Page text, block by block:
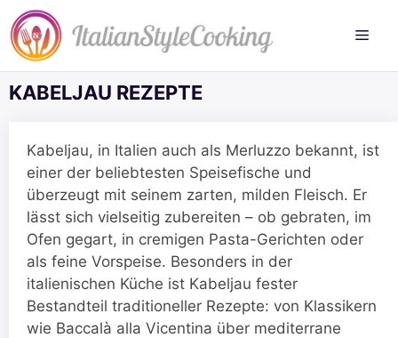
Zum
Inhalt
springen
KABELJAU REZEPTE
Kabeljau, in Italien auch als Merluzzo bekannt, ist
einer der beliebtesten Speisefische und
überzeugt mit seinem zarten, milden Fleisch. Er
lässt sich vielseitig zubereiten – ob gebraten, im
Ofen gegart, in cremigen Pasta-Gerichten oder
als feine Vorspeise. Besonders in der
italienischen Küche ist Kabeljau fester
Bestandteil traditioneller Rezepte: von Klassikern
wie Baccalà alla Vicentina über mediterrane